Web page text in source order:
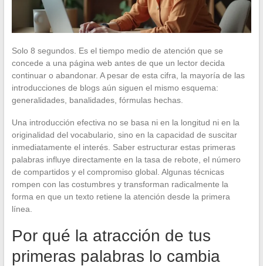
Solo 8 segundos. Es el tiempo medio de atención que se
concede a una página web antes de que un lector decida
continuar o abandonar. A pesar de esta cifra, la mayoría de las
introducciones de blogs aún siguen el mismo esquema:
generalidades, banalidades, fórmulas hechas.
Una introducción efectiva no se basa ni en la longitud ni en la
originalidad del vocabulario, sino en la capacidad de suscitar
inmediatamente el interés. Saber estructurar estas primeras
palabras influye directamente en la tasa de rebote, el número
de compartidos y el compromiso global. Algunas técnicas
rompen con las costumbres y transforman radicalmente la
forma en que un texto retiene la atención desde la primera
línea.
Por qué la atracción de tus
primeras palabras lo cambia